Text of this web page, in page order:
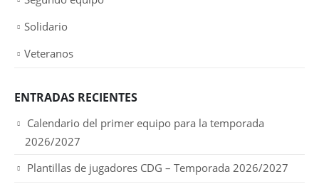
Solidario
Veteranos
ENTRADAS RECIENTES
Calendario del primer equipo para la temporada
2026/2027
Plantillas de jugadores CDG – Temporada 2026/2027